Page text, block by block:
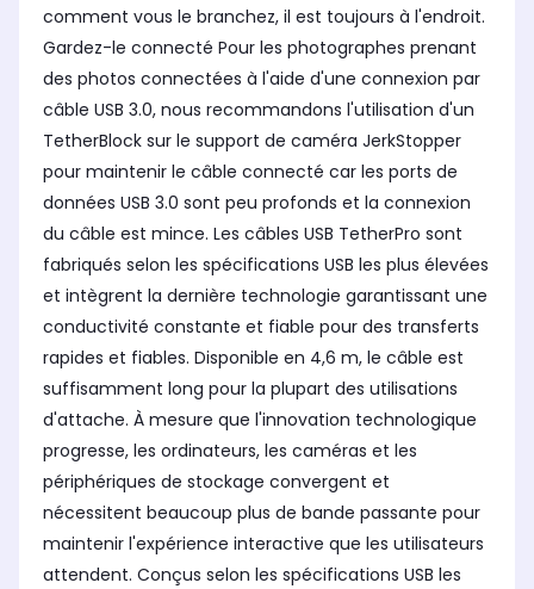
comment vous le branchez, il est toujours à l'endroit.
Gardez-le connecté Pour les photographes prenant
des photos connectées à l'aide d'une connexion par
câble USB 3.0, nous recommandons l'utilisation d'un
TetherBlock sur le support de caméra JerkStopper
pour maintenir le câble connecté car les ports de
données USB 3.0 sont peu profonds et la connexion
du câble est mince. Les câbles USB TetherPro sont
fabriqués selon les spécifications USB les plus élevées
et intègrent la dernière technologie garantissant une
conductivité constante et fiable pour des transferts
rapides et fiables. Disponible en 4,6 m, le câble est
suffisamment long pour la plupart des utilisations
d'attache. À mesure que l'innovation technologique
progresse, les ordinateurs, les caméras et les
périphériques de stockage convergent et
nécessitent beaucoup plus de bande passante pour
maintenir l'expérience interactive que les utilisateurs
attendent. Conçus selon les spécifications USB les